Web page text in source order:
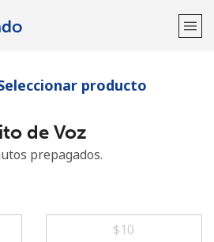
cuenta?Inicia sesión →
producto
de Voz
prepagados.
⁦$10⁩